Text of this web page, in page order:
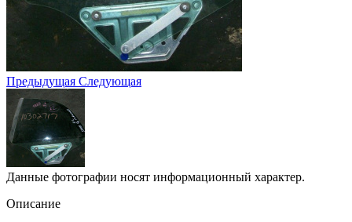
Предыдущая Следующая
Данные фотографии носят информационный характер.
Описание